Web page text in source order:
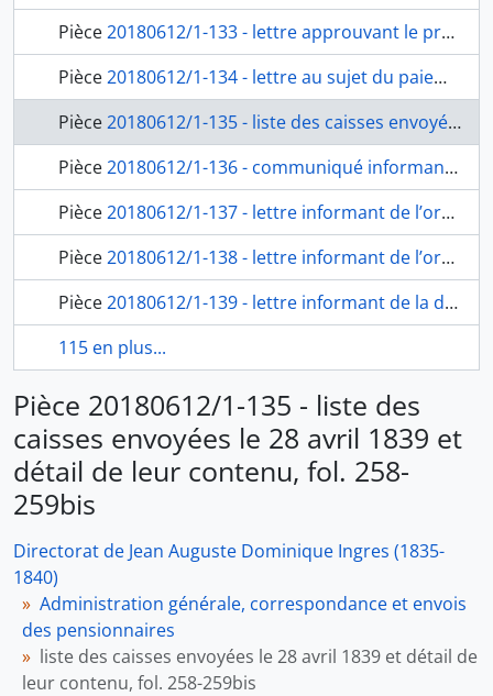
Pièce20180612/1-133 - lettre approuvant le projet du cours d’archéologie pour les pensionnaires, autorisant à le porter au budget des exercices 1839 et suivants, de Gaspari, ministre de l’Intérieur, à Ingres, fol. 254-255
Pièce20180612/1-134 - lettre au sujet du paiement des moulages exécutés pour l’École royale des beaux-arts, du ministre de l’Intérieur à Ingres, fol. 256-257
Pièce20180612/1-135 - liste des caisses envoyées le 28 avril 1839 et détail de leur contenu, fol. 258-259bis
Pièce20180612/1-136 - communiqué informant de la prochaine expédition des caisses et demandant nécessaires pour le capitaine Gastaud, du premier domestique Jullien au secrétaire de l’Académie Alexis René Le Go, fol. 260-261
Pièce20180612/1-137 - lettre informant de l’ordre de payer au directeur la somme destinée à faire les moulages pour l’École royale des beaux-arts à Paris, du banquier à Rome, Marino Torlonia à Ingres, fol. 262-263
Pièce20180612/1-138 - lettre informant de l’ordre de payer au directeur la somme destinée à faire les formes de moulages pour l’École royale des beaux-arts à Paris, du banquier à Rome, Marino Torlonia à Ingres, fol. 264-265
Pièce20180612/1-139 - lettre informant de la décision de charger les frères Balze de l’exécution, sous l’inspection du directeur de l’Académie, des huit tableaux de Raphaël pour l’École royale des beaux-arts, du ministre de l’Intérieur aux frères Balze, fol. 266-267
115 en plus...
Pièce 20180612/1-135 - liste des
caisses envoyées le 28 avril 1839 et
détail de leur contenu, fol. 258-
259bis
Directorat de Jean Auguste Dominique Ingres (1835-
1840)
Administration générale, correspondance et envois
des pensionnaires
liste des caisses envoyées le 28 avril 1839 et détail de
leur contenu, fol. 258-259bis